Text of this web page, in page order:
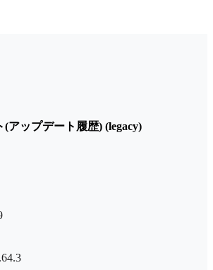
アップデート履歴) (legacy)